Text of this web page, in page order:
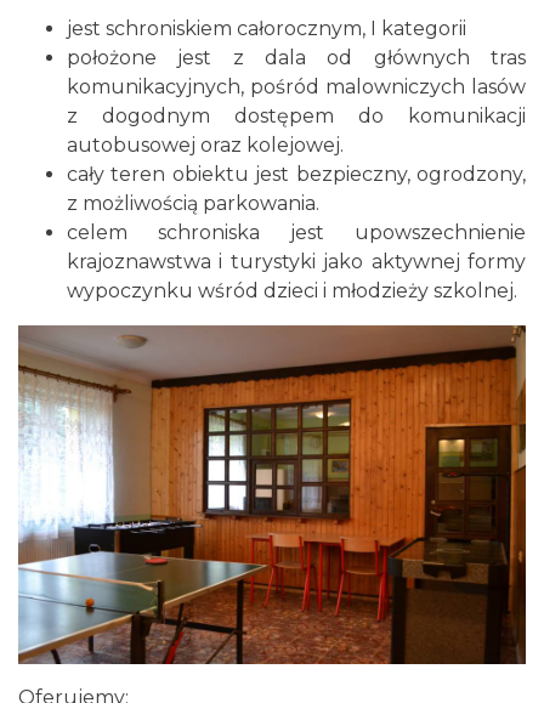
jest schroniskiem całorocznym, I kategorii
położone jest z dala od głównych tras
komunikacyjnych, pośród malowniczych lasów
z dogodnym dostępem do komunikacji
autobusowej oraz kolejowej.
cały teren obiektu jest bezpieczny, ogrodzony,
z możliwością parkowania.
celem schroniska jest upowszechnienie
krajoznawstwa i turystyki jako aktywnej formy
wypoczynku wśród dzieci i młodzieży szkolnej.
Oferujemy: